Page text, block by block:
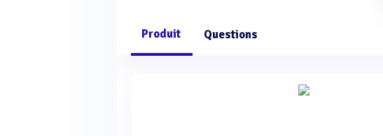
Produit Questions